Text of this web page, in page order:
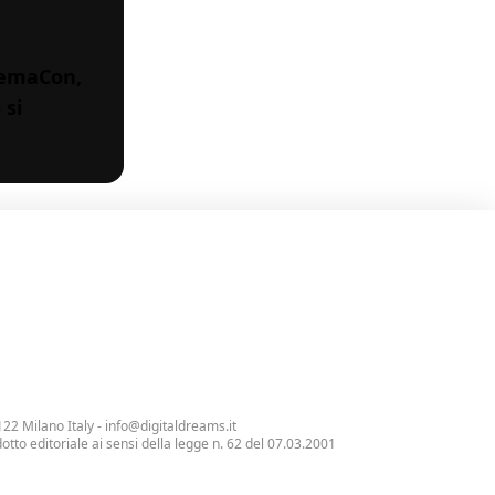
Milano Italy - info@digitaldreams.it
editoriale ai sensi della legge n. 62 del 07.03.2001